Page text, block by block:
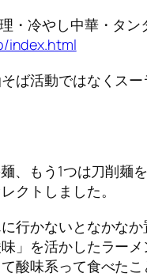
・冷やし中華・タン
index.html
ば活動ではなくス
、もう1つは刀削麺
クトしました。
行かないとなかな
」を活かしたラー
酸味系って食べた